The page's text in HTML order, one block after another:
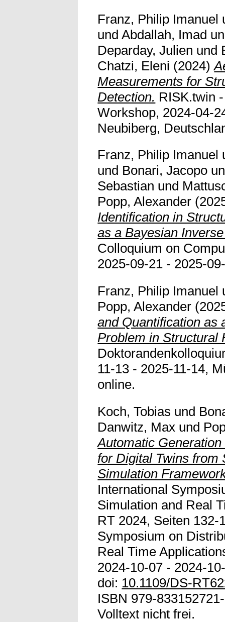
Franz, Philip Imanuel
undAbdallah, Imad
Deparday, Julien und
Chatzi, Eleni (2024)
Measurements for
Detection. RISK.twin
Workshop, 2024-04-
Neubiberg,
Franz, Philip Imanuel
und Bonari, Jacopo
Sebastian und
Popp, Alexander
Identification in
as a Bayesian
Colloquium on
2025-09-21 - 2025-
Franz, Philip Imanuel
Popp, Alexander
and Quantification as
Problem in Structural
11-13 - 2025-11-14,
online.
Koch, Tobias und
Danwitz, Max und
Automatic
for Digital Twins from
Simulation
International
Simulation and Real
RT 2024, Seiten 132-
Symposium on
Real Time
2024-10-07 - 2024-
doi: 10.1109/DS-
ISBN 979-
Volltext nicht frei.